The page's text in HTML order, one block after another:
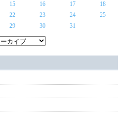
15 16 17
18
22 23 24
25
29 30 31